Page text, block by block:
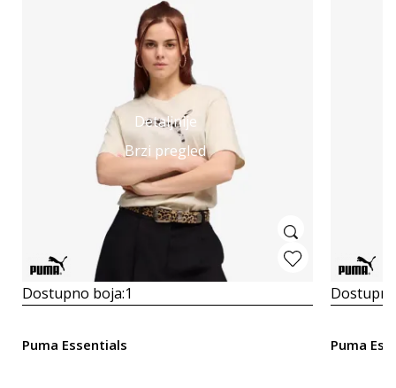
Detaljnije
Brzi pregled
Dostupno boja:1
Puma Essentials Puma